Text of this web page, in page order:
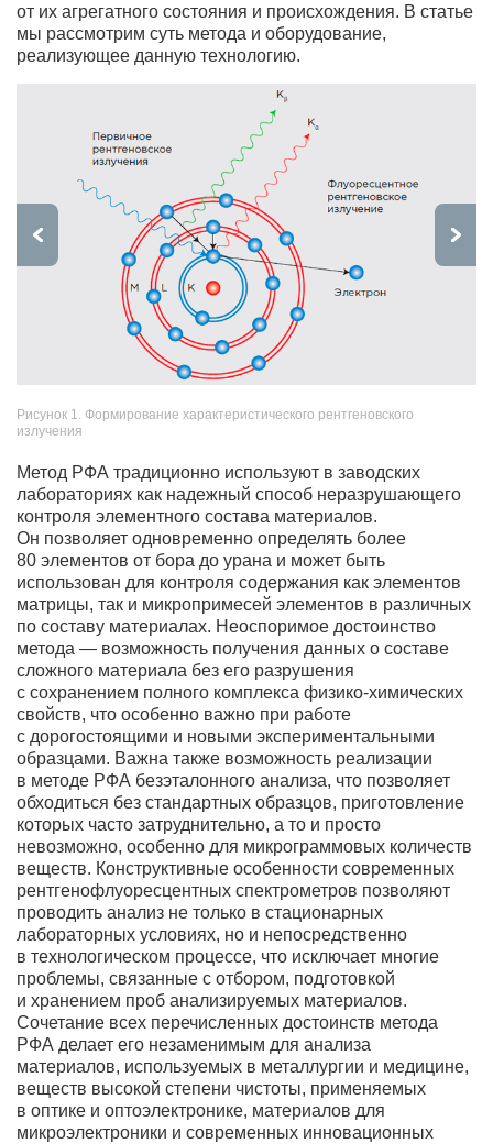
от их агрегатного состояния и происхождения. В статье
мы рассмотрим суть метода и оборудование,
реализующее данную технологию.
Рисунок 1. Формирование характеристического рентгеновского
излучения
Метод РФА традиционно используют в заводских
лабораториях как надежный способ неразрушающего
контроля элементного состава материалов.
Он позволяет одновременно определять более
80 элементов от бора до урана и может быть
использован для контроля содержания как элементов
матрицы, так и микропримесей элементов в различных
по составу материалах. Неоспоримое достоинство
метода — возможность получения данных о составе
сложного материала без его разрушения
с сохранением полного комплекса физико-химических
свойств, что особенно важно при работе
с дорогостоящими и новыми экспериментальными
образцами. Важна также возможность реализации
в методе РФА безэталонного анализа, что позволяет
обходиться без стандартных образцов, приготовление
которых часто затруднительно, а то и просто
невозможно, особенно для микрограммовых количеств
веществ. Конструктивные особенности современных
рентгенофлуоресцентных спектрометров позволяют
проводить анализ не только в стационарных
лабораторных условиях, но и непосредственно
в технологическом процессе, что исключает многие
проблемы, связанные с отбором, подготовкой
и хранением проб анализируемых материалов.
Сочетание всех перечисленных достоинств метода
РФА делает его незаменимым для анализа
материалов, используемых в металлургии и медицине,
веществ высокой степени чистоты, применяемых
в оптике и оптоэлектронике, материалов для
микроэлектроники и современных инновационных